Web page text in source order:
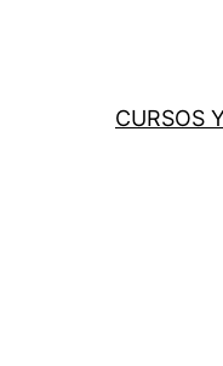
CURSOS